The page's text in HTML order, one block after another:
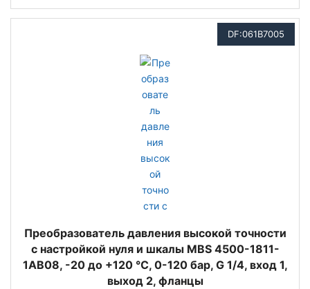
DF:061B7005
Преобразователь давления высокой точности
с настройкой нуля и шкалы MBS 4500-1811-
1AB08, -20 до +120 °C, 0-120 бар, G 1/4, вход 1,
выход 2, фланцы